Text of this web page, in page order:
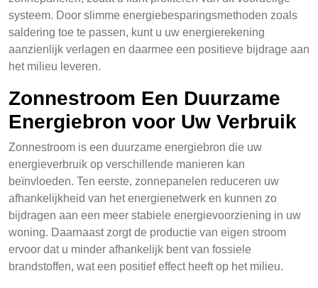
systeem. Door slimme energiebesparingsmethoden zoals
saldering toe te passen, kunt u uw energierekening
aanzienlijk verlagen en daarmee een positieve bijdrage aan
het milieu leveren.
Zonnestroom Een Duurzame
Energiebron voor Uw Verbruik
Zonnestroom is een duurzame energiebron die uw
energieverbruik op verschillende manieren kan
beïnvloeden. Ten eerste, zonnepanelen reduceren uw
afhankelijkheid van het energienetwerk en kunnen zo
bijdragen aan een meer stabiele energievoorziening in uw
woning. Daarnaast zorgt de productie van eigen stroom
ervoor dat u minder afhankelijk bent van fossiele
brandstoffen, wat een positief effect heeft op het milieu.